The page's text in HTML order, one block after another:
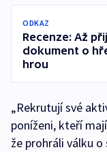
ODKAZ
Recenze: Až
dokument o
hrou
„Rekrutují své
poníženi, kteří
že prohráli válku